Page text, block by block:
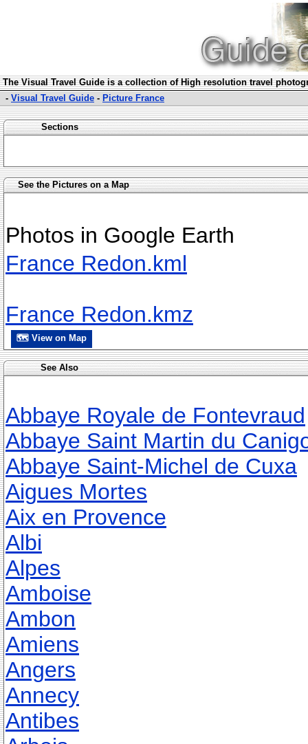
The Visual Travel Guide is a collection of High resolution travel
- Visual Travel Guide - Picture France
Sections
See the Pictures on a Map
Photos in Google Earth
France Redon.kml
France Redon.kmz
🗺 View on Map
See Also
Abbaye Royale de Fontevraud
Abbaye Saint Martin du
Abbaye Saint-Michel de Cuxa
Aigues Mortes
Aix en Provence
Albi
Alpes
Amboise
Ambon
Amiens
Angers
Annecy
Antibes